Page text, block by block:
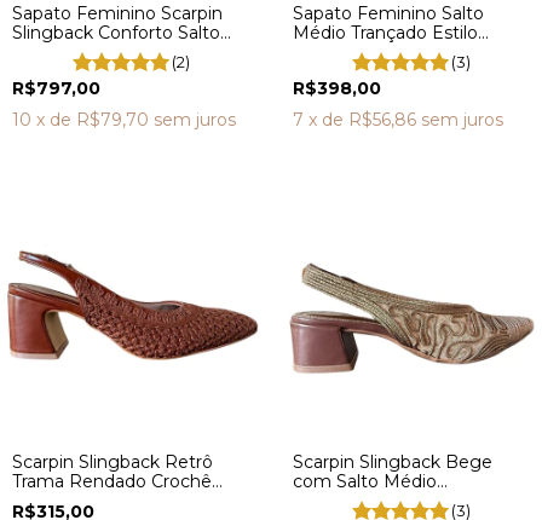
Sapato Feminino Scarpin
Slingback Conforto Salto
Médio Bico Fino 8422
(2)
R$797,00
10 x de R$79,70 sem juros
Sapato Feminino Salto
Médio Trançado Estilo
Crochê VL3003
(3)
R$398,00
7 x de R$56,86 sem juros
Scarpin Slingback Retrô
Trama Rendado Crochê
Salto Bloco VL3001
R$315,00
Scarpin Slingback Bege
com Salto Médio
Confortável VL7007(3)